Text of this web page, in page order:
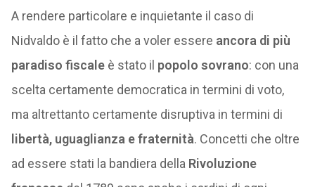
A rendere particolare e inquietante il caso di
Nidvaldo è il fatto che a voler essere ancora di più
paradiso fiscaleè stato il popolo sovrano: con una
scelta certamente democratica in termini di voto,
ma altrettanto certamente disruptiva in termini di
libertà, uguaglianza e fraternità. Concetti che oltre
ad essere stati la bandiera della Rivoluzione